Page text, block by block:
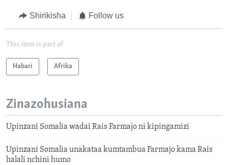
Shirikisha Follow us
This item is part of
Habari Afrika
Zinazohusiana
Upinzani Somalia wadai Rais Farmajo ni kipingamizi
Upinzani Somalia unakataa kumtambua Farmajo kama Rais
halali nchini humo